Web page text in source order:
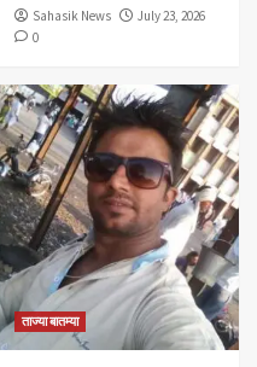
Sahasik News
July 23, 2026
0
ताज्या बातम्या